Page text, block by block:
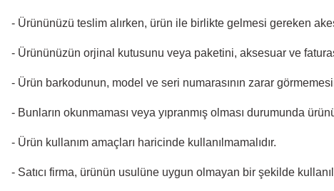
- Ürününüzü teslim alırken, ürün ile birlikte gelmesi gereken
- Ürününüzün orjinal kutusunu veya paketini, aksesuar ve
- Ürün barkodunun, model ve seri numarasının zarar
- Bunların okunmaması veya yıpranmış olması durumunda
- Ürün kullanım amaçları haricinde kullanılmamalıdır.
- Satıcı firma, ürünün usulüne uygun olmayan bir şekilde